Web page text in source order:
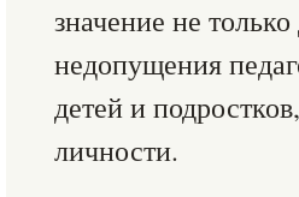
значение не
недопущения
детей и
личности.